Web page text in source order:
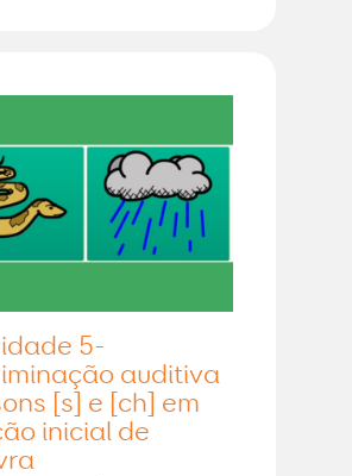
5-
auditiva
[s] e [ch] em
inicial de